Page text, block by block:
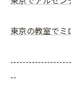
東京の教室でミ
--